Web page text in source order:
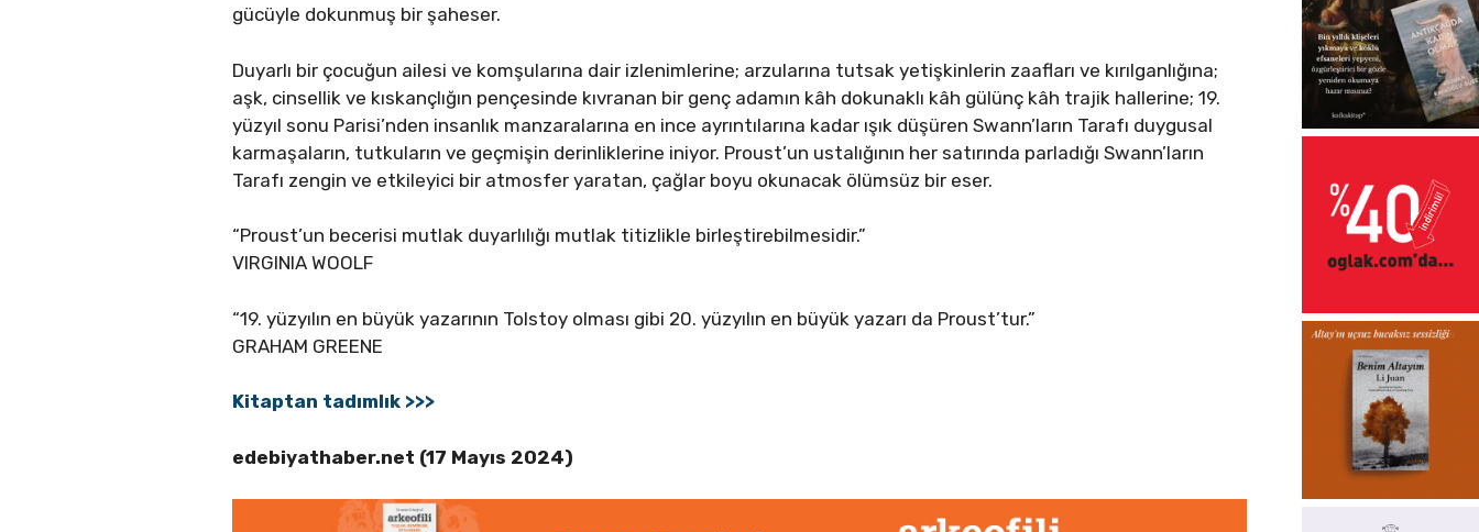
gücüyle dokunmuş bir şaheser.
Duyarlı bir çocuğun ailesi ve komşularına dair izlenimlerine; arzularına tutsak yetişkinlerin zaafları ve kırılganlığına;
aşk, cinsellik ve kıskançlığın pençesinde kıvranan bir genç adamın kâh dokunaklı kâh gülünç kâh trajik hallerine; 19.
yüzyıl sonu Parisi’nden insanlık manzaralarına en ince ayrıntılarına kadar ışık düşüren Swann’ların Tarafı duygusal
karmaşaların, tutkuların ve geçmişin derinliklerine iniyor. Proust’un ustalığının her satırında parladığı Swann’ların
Tarafı zengin ve etkileyici bir atmosfer yaratan, çağlar boyu okunacak ölümsüz bir eser.
“Proust’un becerisi mutlak duyarlılığı mutlak titizlikle birleştirebilmesidir.”
VIRGINIA WOOLF
“19. yüzyılın en büyük yazarının Tolstoy olması gibi 20. yüzyılın en büyük yazarı da Proust’tur.”
GRAHAM GREENE
Kitaptan tadımlık >>>
edebiyathaber.net (17 Mayıs 2024)